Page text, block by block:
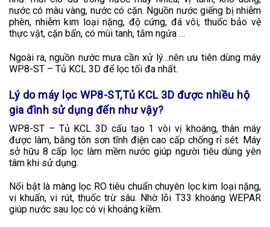
nước có màu vàng, nước có cặn. Nguồn nước giếng bị nhiễm
phèn, nhiễm kim loại nặng, độ cứng, đá vôi, thuốc bảo vệ
thực vật, cặn bẩn, có mùi tanh, tắm ngứa …
Ngoài ra, nguồn nước mưa cần xử lý…nên ưu tiên dùng máy
WP8-ST – Tủ KCL 3D để lọc tối đa nhất.
Lý do máy lọc WP8-ST,Tủ KCL 3D được nhiều hộ
gia đình sử dụng đến như vậy?
WP8-ST – Tủ KCL 3D cấu tạo 1 vòi vị khoáng, thân máy
được làm, bằng tôn sơn tĩnh điện cao cấp chống rỉ sét. Máy
sở hữu 8 cấp lọc làm mềm nước giúp người tiêu dùng yên
tâm khi sử dụng.
Nổi bật là màng lọc RO tiêu chuẩn chuyên lọc kim loại nặng,
vi khuẩn, vi rút, thuốc trừ sâu. Nhờ lõi T33 khoáng WEPAR
giúp nước sau lọc có vị khoáng kiềm.